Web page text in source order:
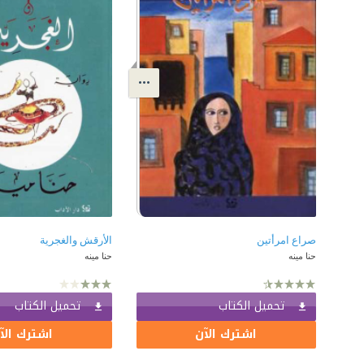
صراع امرأتين
حنا مينه
تحميل الكتاب
اشترك الآن
الأرقش والغجرية
حنا مينه
تحميل الكتاب
اشترك